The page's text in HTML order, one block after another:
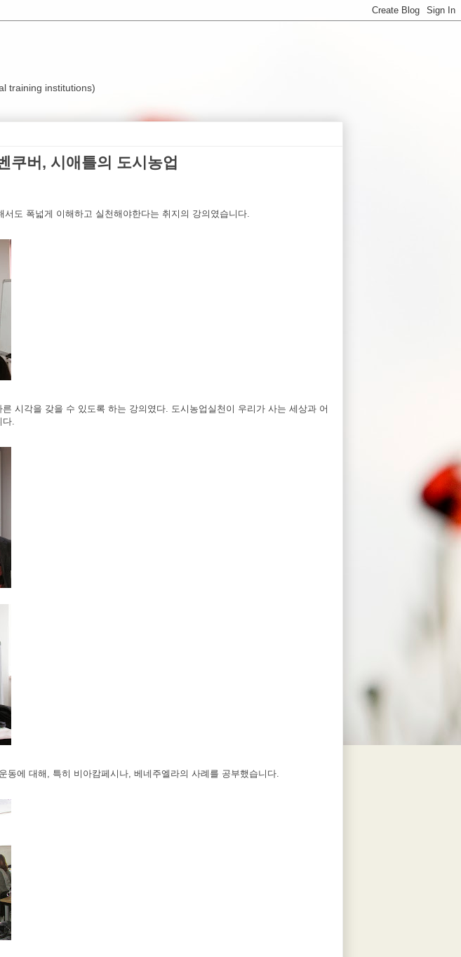
training institutions)
쿠버, 시애틀의 도시농업
도 폭넓게 이해하고 실천해야한다는 취지의 강의였습니다.
시각을 갖을 수 있도록 하는 강의였다. 도시농업실천이 우리가 사는 세상과 어
다.
동에 대해, 특히 비아캄페시나, 베네주엘라의 사례를 공부했습니다.